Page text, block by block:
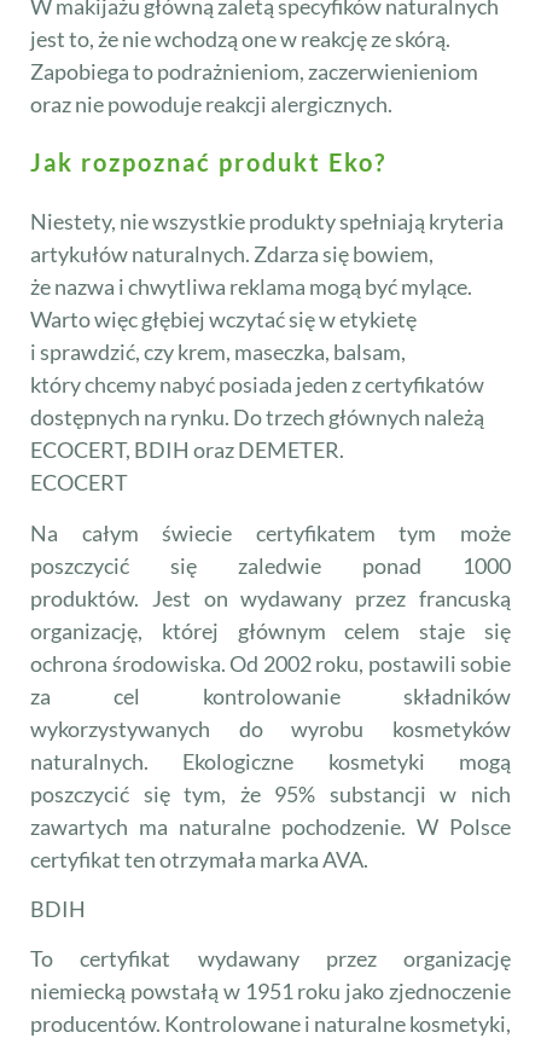
W makijażu główną zaletą specyfików naturalnych
jest to, że nie wchodzą one w reakcję ze skórą.
Zapobiega to podrażnieniom, zaczerwienieniom
oraz nie powoduje reakcji alergicznych.
Jak rozpoznać produkt Eko?
Niestety, nie wszystkie produkty spełniają kryteria
artykułów naturalnych. Zdarza się bowiem,
że nazwa i chwytliwa reklama mogą być mylące.
Warto więc głębiej wczytać się w etykietę
i sprawdzić, czy krem, maseczka, balsam,
który chcemy nabyć posiada jeden z certyfikatów
dostępnych na rynku. Do trzech głównych należą
ECOCERT, BDIH oraz DEMETER.
ECOCERT
Na całym świecie certyfikatem tym może
poszczycić się zaledwie ponad 1000
produktów. Jest on wydawany przez francuską
organizację, której głównym celem staje się
ochrona środowiska. Od 2002 roku, postawili sobie
za cel kontrolowanie składników
wykorzystywanych do wyrobu kosmetyków
naturalnych. Ekologiczne kosmetyki mogą
poszczycić się tym, że 95% substancji w nich
zawartych ma naturalne pochodzenie. W Polsce
certyfikat ten otrzymała marka AVA.
BDIH
To certyfikat wydawany przez organizację
niemiecką powstałą w 1951 roku jako zjednoczenie
producentów. Kontrolowane i naturalne kosmetyki,